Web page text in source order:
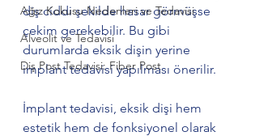
Ağız Kokusu Nedenleri ve Tedavisi
Alveolit ve Tedavisi
Diş Post Tedavisi: Fiber Post
diş ciddi şekilde hasar görmüşse
çekim gerekebilir. Bu gibi
durumlarda eksik dişin yerine
implant tedavisi yapılması önerilir.
İmplant tedavisi, eksik dişi hem
estetik hem de fonksiyonel olarak